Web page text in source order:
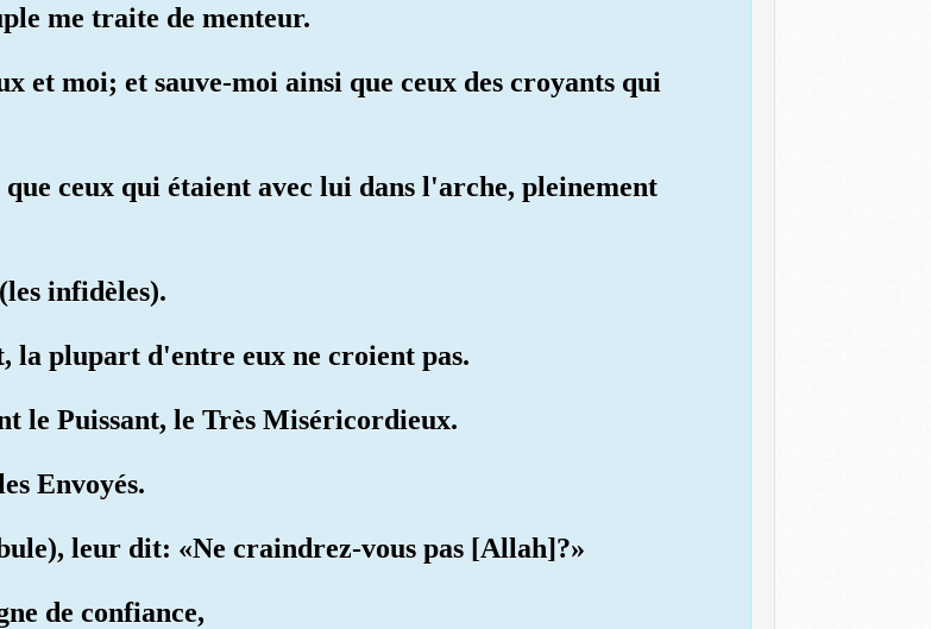
me traite de menteur.
et moi; et sauve-moi ainsi que ceux des croyants qui
que ceux qui étaient avec lui dans l'arche, pleinement
infidèles).
la plupart d'entre eux ne croient pas.
le Puissant, le Très Miséricordieux.
Envoyés.
leur dit: «Ne craindrez-vous pas [Allah]?»
de confiance,